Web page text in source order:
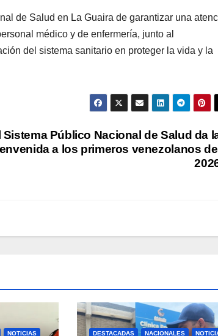
de Salud en La Guaira de garantizar una
médico y de enfermería, junto al
del sistema sanitario en proteger la vida y la
Sistema Público Nacional de Salud da
a los primeros venezolanos del
NOTICIAS DESTACADAS NACIONALES